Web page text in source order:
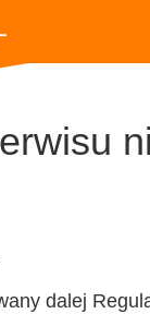
dalej